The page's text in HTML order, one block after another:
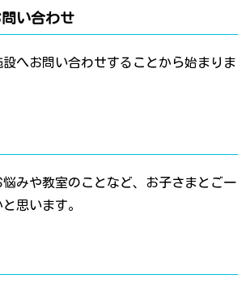
い合わせ
へお問い合わせすることから始まりま
みや教室のことなど、お子さまとご一
思います。